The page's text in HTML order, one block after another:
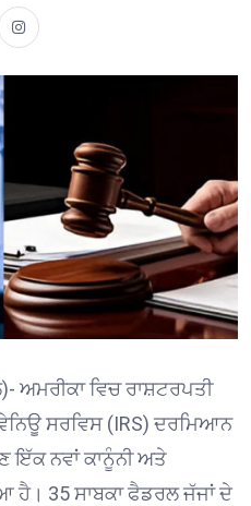
ਅਮਰੀਕਾ ਵਿਚ ਰਾਸ਼ਟਰਪਤੀ
ਸਰਵਿਸ (IRS) ਦਰਮਿਆਨ
ਇੱਕ ਨਵਾਂ ਕਾਨੂੰਨੀ ਅਤੇ
ਹੈ। 35 ਸਾਬਕਾ ਫੈਡਰਲ ਜੱਜਾਂ ਦੇ